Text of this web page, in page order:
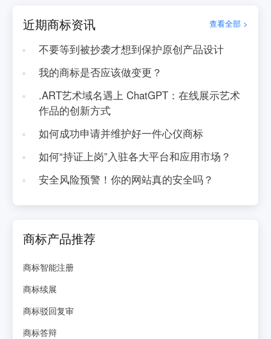
近期商标资讯 查看全部 >
不要等到被抄袭才想到保护原创产品设计
我的商标是否应该做变更？
.ART艺术域名遇上 ChatGPT：在线展示艺术
作品的创新方式
如何成功申请并维护好一件心仪商标
如何“持证上岗”入驻各大平台和应用市场？
安全风险预警！你的网站真的安全吗？
商标产品推荐
商标智能注册
商标续展
商标驳回复审
商标答辩